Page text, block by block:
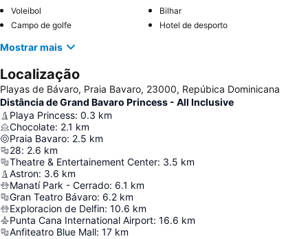
Voleibol
Bilhar
Campo de golfe
Hotel de desporto
Mostrar mais
Localização
Playas de Bávaro, Praia Bavaro, 23000, Repúbica Dominicana
Distância de Grand Bavaro Princess - All Inclusive
Playa Princess: 0.3 km
Chocolate: 2.1 km
Praia Bavaro: 2.5 km
28: 2.6 km
Theatre & Entertainement Center: 3.5 km
Astron: 3.6 km
Manatí Park - Cerrado: 6.1 km
Gran Teatro Bávaro: 6.2 km
Exploracion de Delfin: 10.6 km
Punta Cana International Airport: 16.6 km
Anfiteatro Blue Mall: 17 km